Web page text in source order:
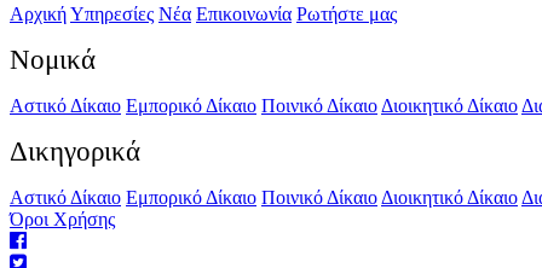
ΑρχικήΥπηρεσίες Νέα Επικοινωνία Ρωτήστε μας
Νομικά
Αστικό Δίκαιο Εμπορικό Δίκαιο Ποινικό Δίκαιο Διοικητικό Δίκαιο
Δικηγορικά
Αστικό Δίκαιο Εμπορικό Δίκαιο Ποινικό Δίκαιο Διοικητικό Δίκαιο
Όροι Χρήσης